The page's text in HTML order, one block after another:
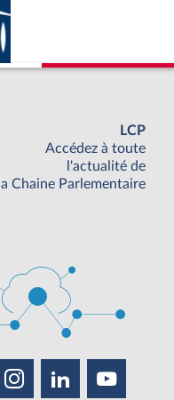
LCP
Accédez à toute
l'actualité de
la Chaine Parlementaire